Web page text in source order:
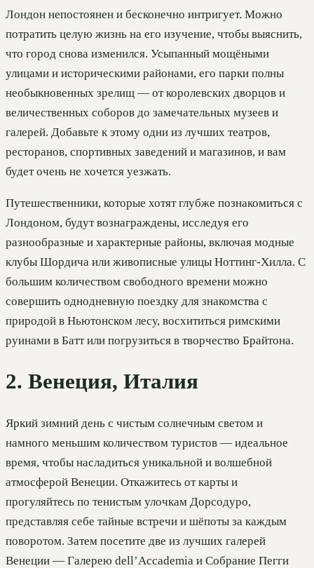
Лондон непостоянен и бесконечно интригует. Можно
потратить целую жизнь на его изучение, чтобы выяснить,
что город снова изменился. Усыпанный мощёными
улицами и историческими районами, его парки полны
необыкновенных зрелищ — от королевских дворцов и
величественных соборов до замечательных музеев и
галерей. Добавьте к этому одни из лучших театров,
ресторанов, спортивных заведений и магазинов, и вам
будет очень не хочется уезжать.
Путешественники, которые хотят глубже познакомиться с
Лондоном, будут вознаграждены, исследуя его
разнообразные и характерные районы, включая модные
клубы Шордича или живописные улицы Ноттинг-Хилла. С
большим количеством свободного времени можно
совершить однодневную поездку для знакомства с
природой в Ньютонском лесу, восхититься римскими
руинами в Батт или погрузиться в творчество Брайтона.
2. Венеция, Италия
Яркий зимний день с чистым солнечным светом и
намного меньшим количеством туристов — идеальное
время, чтобы насладиться уникальной и волшебной
атмосферой Венеции. Откажитесь от карты и
прогуляйтесь по тенистым улочкам Дорсодуро,
представляя себе тайные встречи и шёпоты за каждым
поворотом. Затем посетите две из лучших галерей
Венеции — Галерею dell’Accademia и Собрание Пегги